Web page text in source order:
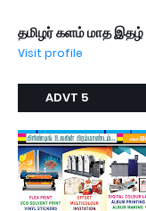
தமிழர் களம் மாத இதழ்
Visit profile
ADVT 5